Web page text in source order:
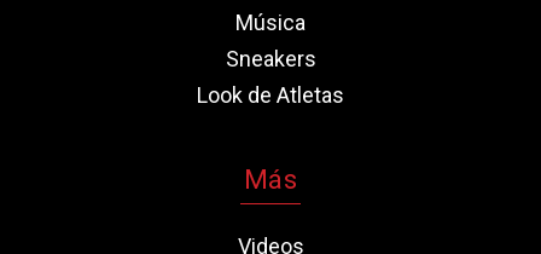
Música
Sneakers
Look de Atletas
Más
Videos